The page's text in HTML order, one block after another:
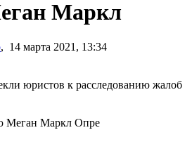
Маркл
, 14 марта 2021, 13:34
Меган Маркл Опре